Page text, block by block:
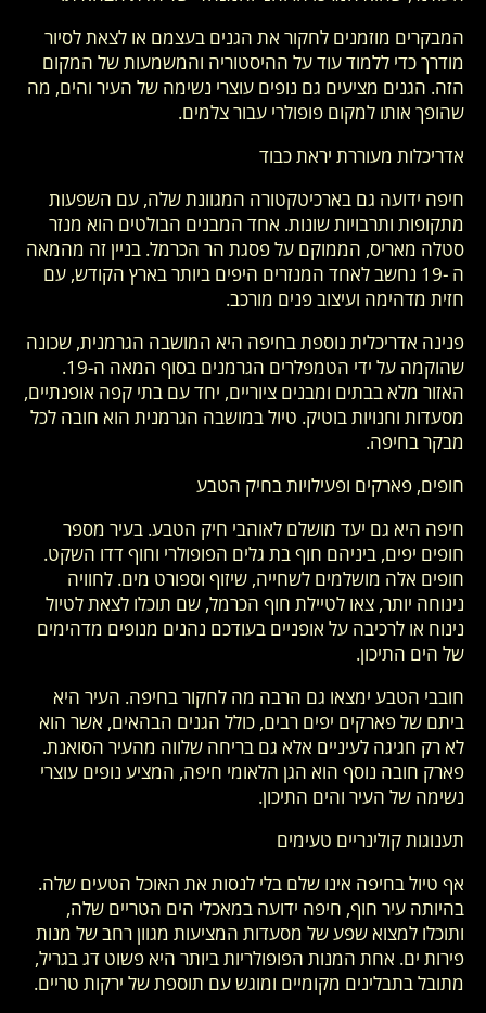
המבקרים מוזמנים לחקור את הגנים בעצמם או לצאת לסיור
מודרך כדי ללמוד עוד על ההיסטוריה והמשמעות של המקום
הזה. הגנים מציעים גם נופים עוצרי נשימה של העיר והים, מה
שהופך אותו למקום פופולרי עבור צלמים.
אדריכלות מעוררת יראת כבוד
חיפה ידועה גם בארכיטקטורה המגוונת שלה, עם השפעות
מתקופות ותרבויות שונות. אחד המבנים הבולטים הוא מנזר
סטלה מאריס, הממוקם על פסגת הר הכרמל. בניין זה מהמאה
ה -19 נחשב לאחד המנזרים היפים ביותר בארץ הקודש, עם
חזית מדהימה ועיצוב פנים מורכב.
פנינה אדריכלית נוספת בחיפה היא המושבה הגרמנית, שכונה
שהוקמה על ידי הטמפלרים הגרמנים בסוף המאה ה-19.
האזור מלא בבתים ומבנים ציוריים, יחד עם בתי קפה אופנתיים,
מסעדות וחנויות בוטיק. טיול במושבה הגרמנית הוא חובה לכל
מבקר בחיפה.
חופים, פארקים ופעילויות בחיק הטבע
חיפה היא גם יעד מושלם לאוהבי חיק הטבע. בעיר מספר
חופים יפים, ביניהם חוף בת גלים הפופולרי וחוף דדו השקט.
חופים אלה מושלמים לשחייה, שיזוף וספורט מים. לחוויה
נינוחה יותר, צאו לטיילת חוף הכרמל, שם תוכלו לצאת לטיול
נינוח או לרכיבה על אופניים בעודכם נהנים מנופים מדהימים
של הים התיכון.
חובבי הטבע ימצאו גם הרבה מה לחקור בחיפה. העיר היא
ביתם של פארקים יפים רבים, כולל הגנים הבהאים, אשר הוא
לא רק חגיגה לעיניים אלא גם בריחה שלווה מהעיר הסואנת.
פארק חובה נוסף הוא הגן הלאומי חיפה, המציע נופים עוצרי
נשימה של העיר והים התיכון.
תענוגות קולינריים טעימים
אף טיול בחיפה אינו שלם בלי לנסות את האוכל הטעים שלה.
בהיותה עיר חוף, חיפה ידועה במאכלי הים הטריים שלה,
ותוכלו למצוא שפע של מסעדות המציעות מגוון רחב של מנות
פירות ים. אחת המנות הפופולריות ביותר היא פשוט דג בגריל,
מתובל בתבלינים מקומיים ומוגש עם תוספת של ירקות טריים.